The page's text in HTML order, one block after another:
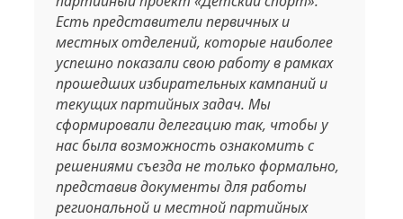
Есть представители первичных и
местных отделений, которые наиболее
успешно показали свою работу в рамках
прошедших избирательных кампаний и
текущих партийных задач. Мы
сформировали делегацию так, чтобы у
нас была возможность ознакомить с
решениями съезда не только формально,
представив документы для работы
региональной и местной партийных